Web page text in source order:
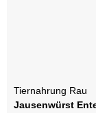
Tiernahrung Rau
Jausenwürst